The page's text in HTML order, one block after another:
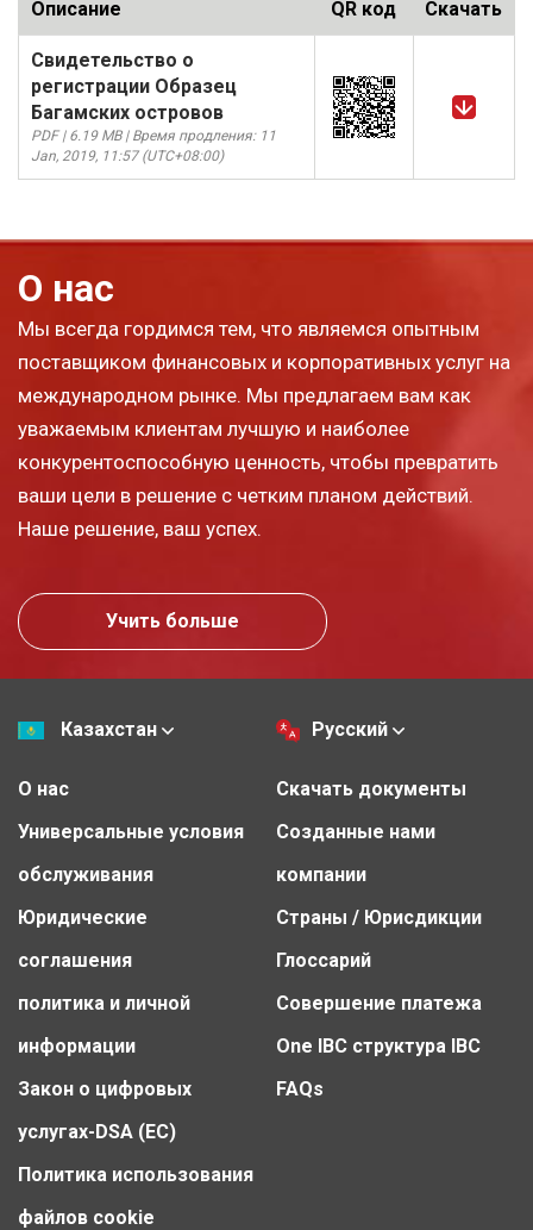
Описание QR код Скачать
Свидетельство о
регистрации Образец
Багамских островов
PDF | 6.19 MB | Время продления: 11
Jan, 2019, 11:57 (UTC+08:00)
О нас
Мы всегда гордимся тем, что являемся опытным
поставщиком финансовых и корпоративных услуг на
международном рынке. Мы предлагаем вам как
уважаемым клиентам лучшую и наиболее
конкурентоспособную ценность, чтобы превратить
ваши цели в решение с четким планом действий.
Наше решение, ваш успех.
Учить больше
Казахстан Русский
О нас
Универсальные условия
обслуживания
Юридические
соглашения
политика и личной
информации
Закон о цифровых
услугах-DSA (ЕС)
Политика использования
файлов cookie
Скачать документы
Созданные нами
компании
Страны / Юрисдикции
Глоссарий
Совершение платежа
One IBC структура IBC
FAQs